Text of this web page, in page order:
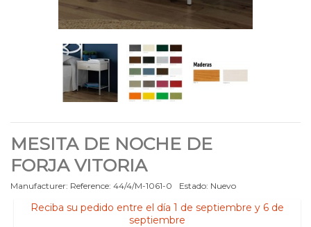
MESITA DE NOCHE DE
FORJA VITORIA
Manufacturer: Reference: 44/4/M-1061-0 Estado: Nuevo
Reciba su pedido entre el día 1 de septiembre y 6 de
septiembre